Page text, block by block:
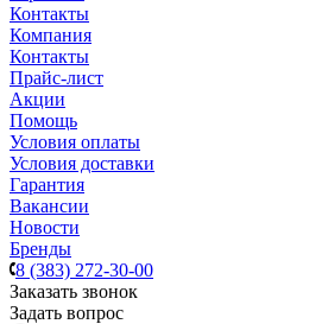
Контакты
Компания
Контакты
Прайс-лист
Акции
Помощь
Условия оплаты
Условия доставки
Гарантия
Вакансии
Новости
Бренды
8 (383) 272-30-00
Заказать звонок
Задать вопрос